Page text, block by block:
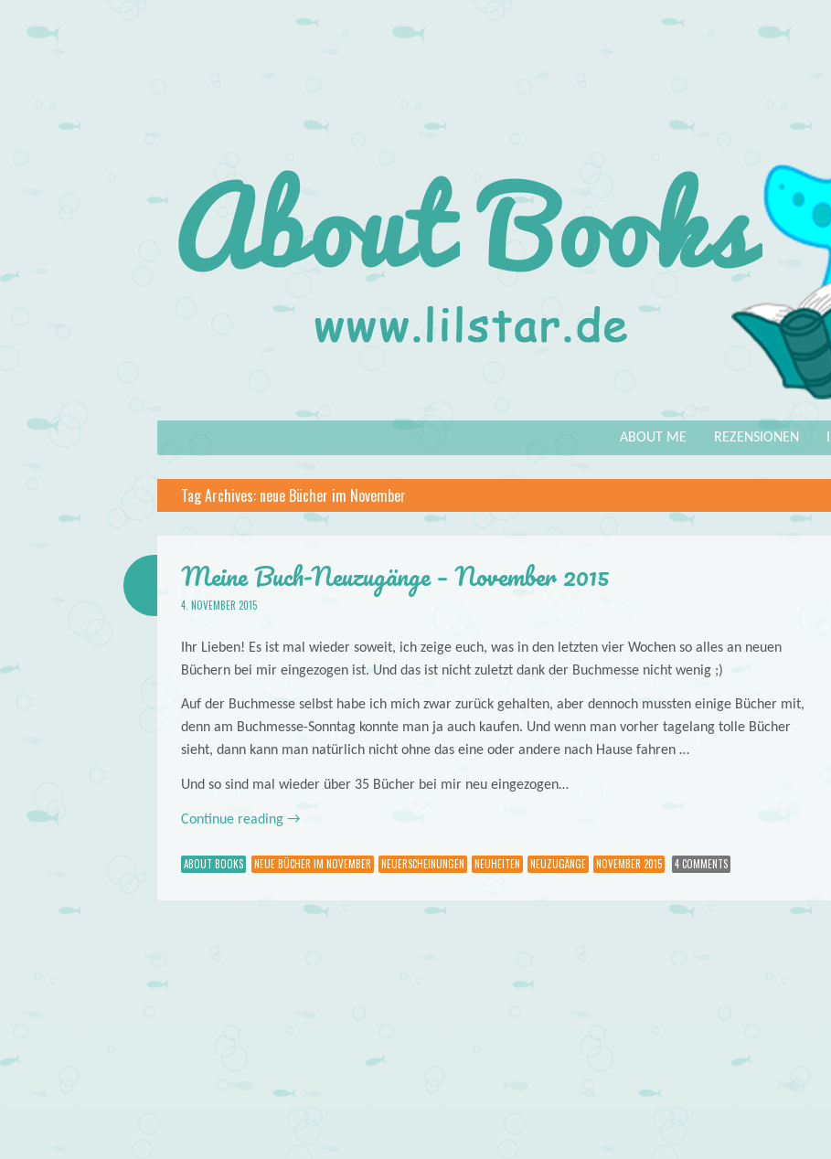
About
Books
Menu REZENSIONEN
ABOUT ME
Tag Archives: neue Bücher im November
Meine Buch-Neuzugänge – November 2015
4. NOVEMBER 2015
Ihr Lieben! Es ist mal wieder soweit, ich zeige euch, was in den letzten vier Wochen so alles an neuen
Büchern bei mir eingezogen ist. Und das ist nicht zuletzt dank der Buchmesse nicht wenig ;)
Auf der Buchmesse selbst habe ich mich zwar zurück gehalten, aber dennoch mussten einige Bücher mit,
denn am Buchmesse-Sonntag konnte man ja auch kaufen. Und wenn man vorher tagelang tolle Bücher
sieht, dann kann man natürlich nicht ohne das eine oder andere nach Hause fahren …
Und so sind mal wieder über 35 Bücher bei mir neu eingezogen…
Continue reading →
ABOUT BOOKS NEUE BÜCHER IM NOVEMBER NEUERSCHEINUNGEN NEUHEITEN NEUZUGÄNGE NOVEMBER 2015 4 COMMENTS